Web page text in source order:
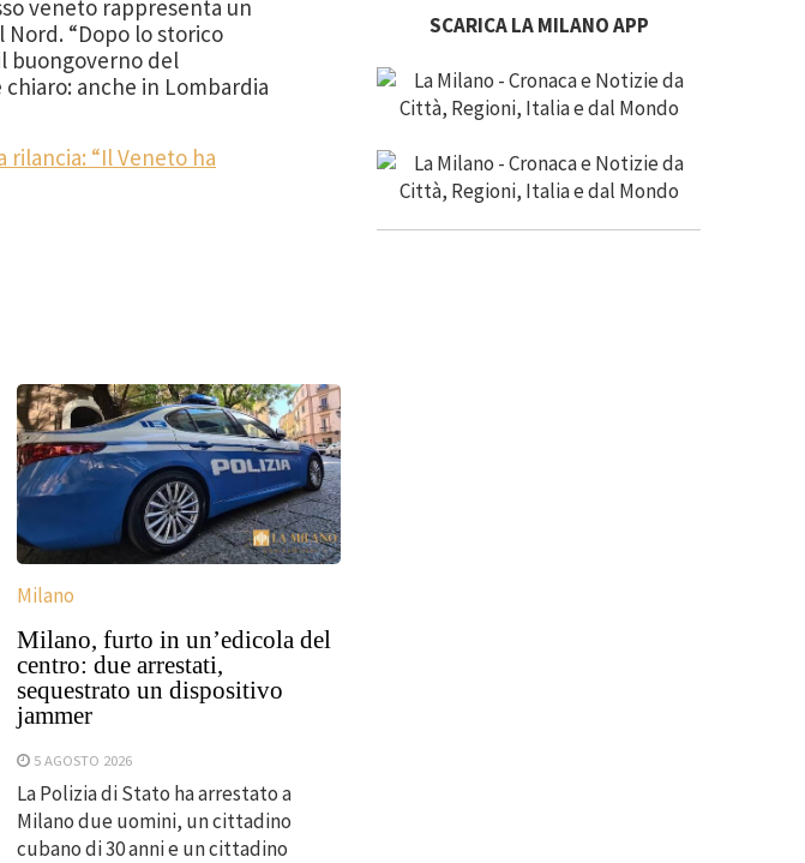
veneto rappresenta un
“Dopo lo storico
buongoverno del
anche in Lombardia
rilancia: “Il Veneto ha
Milano
Milano, furto in un’edicola del
centro: due arrestati,
sequestrato un dispositivo
jammer
5 AGOSTO 2026
La Polizia di Stato ha arrestato a
Milano due uomini, un cittadino
cubano di 30 anni e un cittadino
SCARICA LA MILANO APP